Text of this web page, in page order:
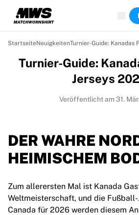
Highlights
Weltmeisterschaftsauktionen
Legend-Kollektion
Tour de France
Weltmeisterschaftsauktionen
Produkte
Getragene Trikots
Torschützen
Debüttrikots
Gerahmte Trikots
StartseiteNeuigkeitenTurnier-Guide: Kanadas
Turnier-Guide:
Jerseys
Veröffentlicht am 31.
DER WAHRE
HEIMISCHEM
Zum allerersten Mal ist Kanada
Weltmeisterschaft, und die Fußball-
Canada für 2026 werden diesem